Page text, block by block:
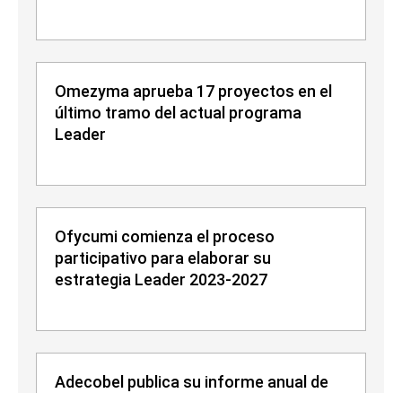
Omezyma aprueba 17 proyectos en el
último tramo del actual programa
Leader
Ofycumi comienza el proceso
participativo para elaborar su
estrategia Leader 2023-2027
Adecobel publica su informe anual de